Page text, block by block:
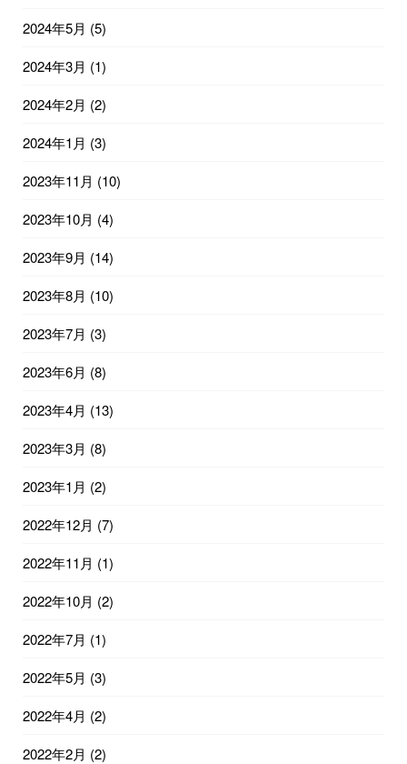
2024年5月 (5)
2024年3月 (1)
2024年2月 (2)
2024年1月 (3)
2023年11月 (10)
2023年10月 (4)
2023年9月 (14)
2023年8月 (10)
2023年7月 (3)
2023年6月 (8)
2023年4月 (13)
2023年3月 (8)
2023年1月 (2)
2022年12月 (7)
2022年11月 (1)
2022年10月 (2)
2022年7月 (1)
2022年5月 (3)
2022年4月 (2)
2022年2月 (2)